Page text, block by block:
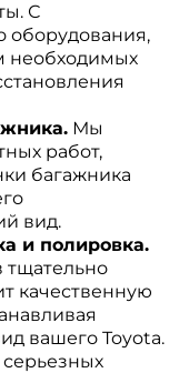
С
оборудования,
необходимых
Мы
работ,
багажника
вид.
и полировка.
тщательно
качественную
вашего Toyota.